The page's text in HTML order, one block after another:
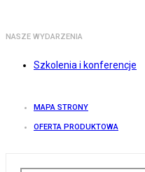
NASZE WYDARZENIA
Szkolenia i konferencje
MAPA STRONY
OFERTA PRODUKTOWA